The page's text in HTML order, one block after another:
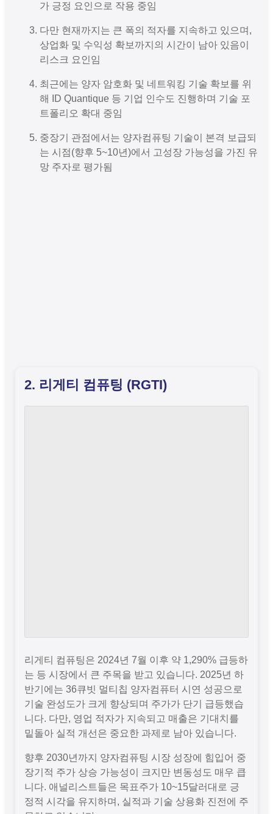
가 긍정 요인으로 작용 중임
다만 현재까지는 큰 폭의 적자를 지속하고 있으며,
상업화 및 수익성 확보까지의 시간이 남아 있음이
리스크 요인임
최근에는 양자 암호화 및 네트워킹 기술 확보를 위
해 ID Quantique 등 기업 인수도 진행하며 기술 포
트폴리오 확대 중임
중장기 관점에서는 양자컴퓨팅 기술이 본격 보급되
는 시점(향후 5~10년)에서 고성장 가능성을 가진 유
망 주자로 평가됨
2. 리게티 컴퓨팅 (RGTI)
리게티 컴퓨팅은 2024년 7월 이후 약 1,290% 급등하
는 등 시장에서 큰 주목을 받고 있습니다. 2025년 하
반기에는 36큐빗 멀티칩 양자컴퓨터 시연 성공으로
기술 완성도가 크게 향상되며 주가가 단기 급등했습
니다. 다만, 영업 적자가 지속되고 매출은 기대치를
밑돌아 실적 개선은 중요한 과제로 남아 있습니다.
향후 2030년까지 양자컴퓨팅 시장 성장에 힘입어 중
장기적 주가 상승 가능성이 크지만 변동성도 매우 큽
니다. 애널리스트들은 목표주가 10~15달러대로 긍
정적 시각을 유지하며, 실적과 기술 상용화 진전에 주